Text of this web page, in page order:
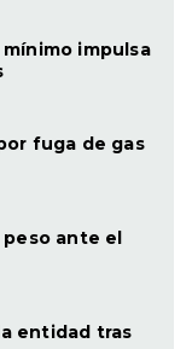
impulsa
fuga de gas
peso ante el
entidad tras